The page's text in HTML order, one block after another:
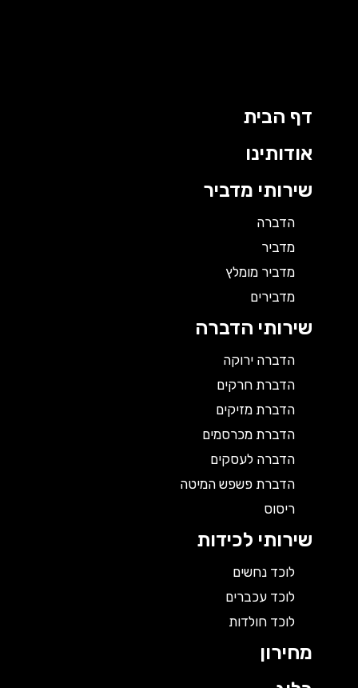
דף הבית
אודותינו
שירותי מדביר
הדברה
מדביר
מדביר מומלץ
מדבירים
שירותי הדברה
הדברה ירוקה
הדברת חרקים
הדברת מזיקים
הדברת מכרסמים
הדברה לעסקים
הדברת פשפש המיטה
ריסוס
שירותי לכידות
לוכד נחשים
לוכד עכברים
לוכד חולדות
מחירון